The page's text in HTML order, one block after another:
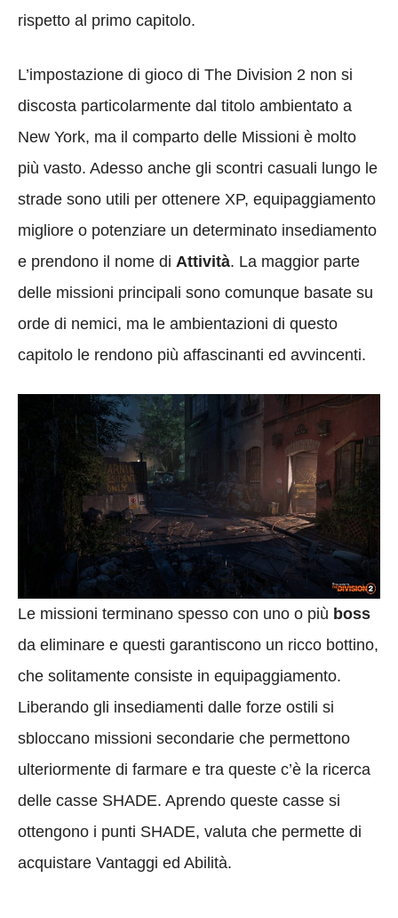
rispetto al primo capitolo.
L’impostazione di gioco di The Division 2 non si
discosta particolarmente dal titolo ambientato a
New York, ma il comparto delle Missioni è molto
più vasto. Adesso anche gli scontri casuali lungo le
strade sono utili per ottenere XP, equipaggiamento
migliore o potenziare un determinato insediamento
e prendono il nome di Attività. La maggior parte
delle missioni principali sono comunque basate su
orde di nemici, ma le ambientazioni di questo
capitolo le rendono più affascinanti ed avvincenti.
Le missioni terminano spesso con uno o più boss
da eliminare e questi garantiscono un ricco bottino,
che solitamente consiste in equipaggiamento.
Liberando gli insediamenti dalle forze ostili si
sbloccano missioni secondarie che permettono
ulteriormente di farmare e tra queste c’è la ricerca
delle casse SHADE. Aprendo queste casse si
ottengono i punti SHADE, valuta che permette di
acquistare Vantaggi ed Abilità.